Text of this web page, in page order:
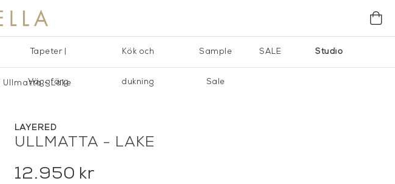
Studio
Tapeter |
Väggfärg
Kök och
dukning
Sample
Sale
SALE
Ullmatta - Lake
LAYERED
ULLMATTA - LAKE
12.950 kr